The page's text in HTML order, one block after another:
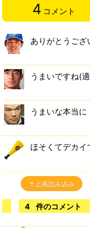
4 コメント
ありがとうござ
うまいですね(
うまいな本当に
ほそくてデカイ
↑上再読み込み
4 件のコメント